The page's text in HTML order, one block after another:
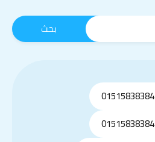
01515838384
01515838384